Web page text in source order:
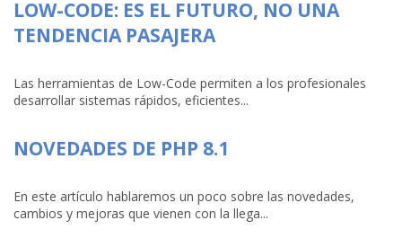
LOW-CODE: ES EL FUTURO, NO UNA
TENDENCIA PASAJERA
Las herramientas de Low-Code permiten a los profesionales
desarrollar sistemas rápidos, eficientes...
NOVEDADES DE PHP 8.1
En este artículo hablaremos un poco sobre las novedades,
cambios y mejoras que vienen con la llega...